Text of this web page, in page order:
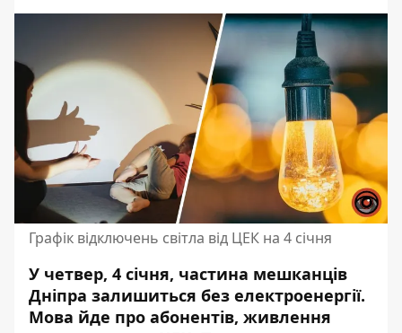
Графік відключень світла від ЦЕК на 4 січня
У четвер, 4 січня, частина мешканців
Дніпра залишиться без електроенергії.
Мова йде про абонентів, живлення